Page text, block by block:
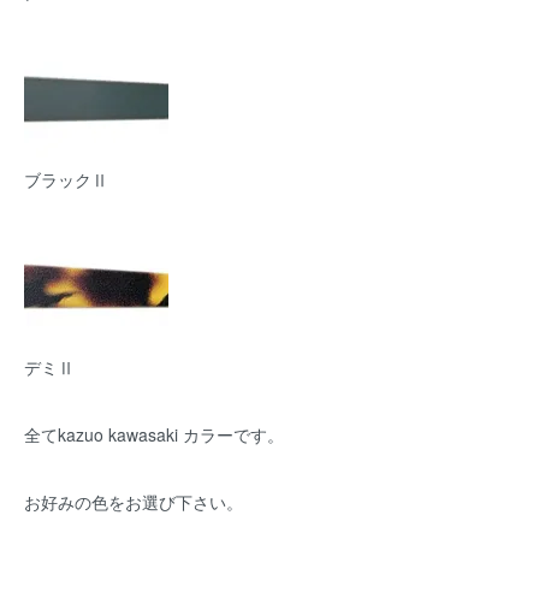
ブラックⅡ
デミⅡ
全てkazuo kawasaki カラーです。
お好みの色をお選び下さい。